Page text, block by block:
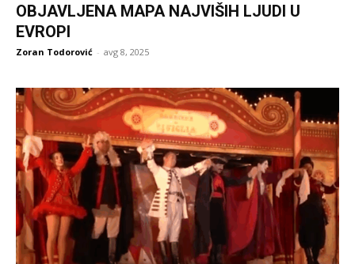
OBJAVLJENA MAPA NAJVIŠIH LJUDI U
EVROPI
Zoran Todorović - avg 8, 2025